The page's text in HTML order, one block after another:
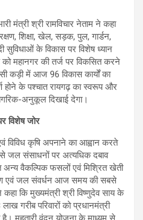
मंत्री श्री रामविचार नेताम ने कहा
शिक्षा, खेल, सड़क, पुल, गार्डन,
सुविधाओं के विकास पर विशेष ध्यान
को महानगर की तर्ज पर विकसित करने
कड़ी में आज 96 विकास कार्यों का
होने के पश्चात रायगढ़ का स्वरूप और
अनुकूल दिखाई देगा।
विशेष जोर
विविध कृषि अपनाने का आह्वान करते
से जल संसाधनों पर अत्यधिक दबाव
वैकल्पिक फसलों एवं मिश्रित खेती
एवं जल संवर्धन आज समय की सबसे
कि मुख्यमंत्री श्री विष्णुदेव साय के
गरीब परिवारों को प्रधानमंत्री